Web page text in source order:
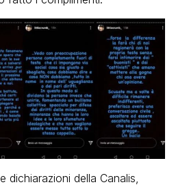
dichiarazioni della Canalis,